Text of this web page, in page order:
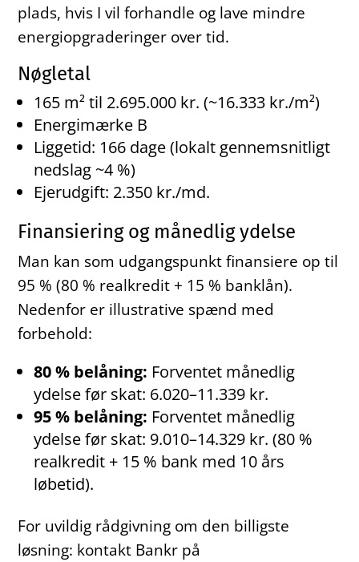
plads, hvis I vil forhandle og lave mindre
energiopgraderinger over tid.
Nøgletal
165 m² til 2.695.000 kr. (~16.333 kr./m²)
Energimærke B
Liggetid: 166 dage (lokalt gennemsnitligt
nedslag ~4 %)
Ejerudgift: 2.350 kr./md.
Finansiering og månedlig ydelse
Man kan som udgangspunkt finansiere op til
95 % (80 % realkredit + 15 % banklån).
Nedenfor er illustrative spænd med
forbehold:
80 % belåning: Forventet månedlig
ydelse før skat: 6.020–11.339 kr.
95 % belåning: Forventet månedlig
ydelse før skat: 9.010–14.329 kr. (80 %
realkredit + 15 % bank med 10 års
løbetid).
For uvildig rådgivning om den billigste
løsning: kontakt Bankr på